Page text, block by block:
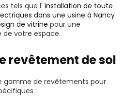
tels que l' installation de toute
dans une usine à Nancy
de vitrine pour une
votre espace.
revêtement de sol
gamme de revêtements pour
: